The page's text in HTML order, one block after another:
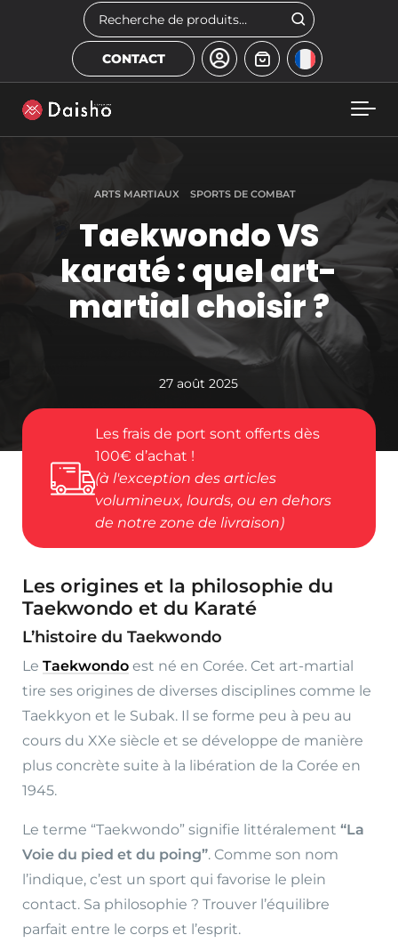
Skip to main content Rechercher
CONTACT
ARTS MARTIAUX SPORTS DE COMBAT
Taekwondo VS
karaté : quel art-
martial choisir ?
27 août 2025
Les frais de port sont offerts dès
100€ d’achat !
(à l'exception des articles
volumineux, lourds, ou en dehors
de notre zone de livraison)
Les origines et la philosophie du
Taekwondo et du Karaté
L’histoire du Taekwondo
Le Taekwondo est né en Corée. Cet art-martial
tire ses origines de diverses disciplines comme le
Taekkyon et le Subak. Il se forme peu à peu au
cours du XXe siècle et se développe de manière
plus concrète suite à la libération de la Corée en
1945.
Le terme “Taekwondo” signifie littéralement “La
Voie du pied et du poing”. Comme son nom
l’indique, c’est un sport qui favorise le plein
contact. Sa philosophie ? Trouver l’équilibre
parfait entre le corps et l’esprit.